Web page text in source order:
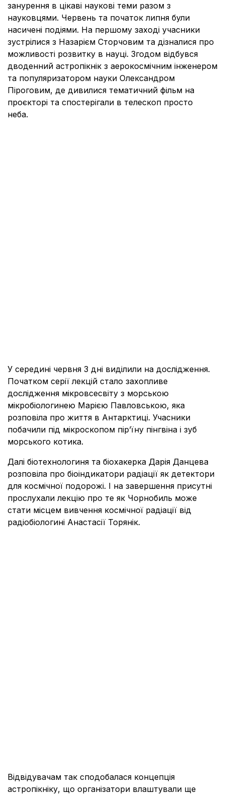
занурення в цікаві наукові теми разом з
науковцями. Червень та початок липня були
насичені подіями. На першому заході учасники
зустрілися з Назарієм Сторчовим та дізналися про
можливості розвитку в науці. Згодом відбувся
дводенний астропікнік з аерокосмічним інженером
та популяризатором науки Олександром
Піроговим, де дивилися тематичний фільм на
проєкторі та спостерігали в телескоп просто
неба.
У середині червня 3 дні виділили на дослідження.
Початком серії лекцій стало захопливе
дослідження мікровсесвіту з морською
мікробіологинею Марією Павловською, яка
розповіла про життя в Антарктиці. Учасники
побачили під мікроскопом пір’їну пінгвіна і зуб
морського котика.
Далі біотехнологиня та біохакерка Дарія Данцева
розповіла про біоіндикатори радіації як детектори
для космічної подорожі. І на завершення присутні
прослухали лекцію про те як Чорнобиль може
стати місцем вивчення космічної радіації від
радіобіологині Анастасії Торянік.
Відвідувачам так сподобалася концепція
астропікніку, що організатори влаштували ще